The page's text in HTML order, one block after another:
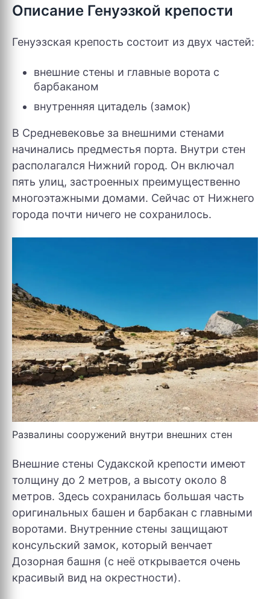
Описание Генуэзкой крепости
Генуэзская крепость состоит из двух частей:
внешние стены и главные ворота с
барбаканом
внутренняя цитадель (замок)
В Средневековье за внешними стенами
начинались предместья порта. Внутри стен
располагался Нижний город. Он включал
пять улиц, застроенных преимущественно
многоэтажными домами. Сейчас от Нижнего
города почти ничего не сохранилось.
Развалины сооружений внутри внешних стен
Внешние стены Судакской крепости имеют
толщину до 2 метров, а высоту около 8
метров. Здесь сохранилась большая часть
оригинальных башен и барбакан с главными
воротами. Внутренние стены защищают
консульский замок, который венчает
Дозорная башня (с неё открывается очень
красивый вид на окрестности).